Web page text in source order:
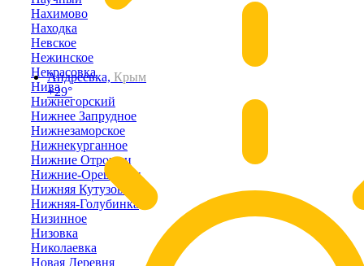
Андреевка, Крым
+29°
Нахимово
Находка
Невское
Нежинское
Некрасовка
Нива
Нижнегорский
Нижнее Запрудное
Нижнезаморское
Нижнекурганное
Нижние Отрожки
Нижние-Орешники
Нижняя Кутузовка
Нижняя-Голубинка
Низинное
Низовка
Николаевка
Новая Деревня